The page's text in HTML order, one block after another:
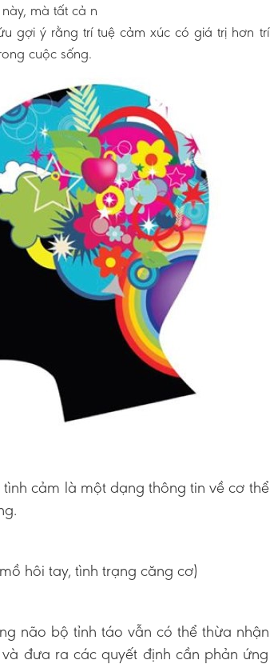
mà tất cả n
gợi ý rằng trí tuệ cảm xúc có giá trị hơn trí
cuộc sống.
cảm là một dạng thông tin về cơ thể
hôi tay, tình trạng căng cơ)
não bộ tỉnh táo vẫn có thể thừa nhận
đưa ra các quyết định cần phản ứng